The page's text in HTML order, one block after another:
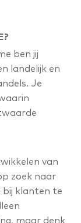
ben jij
landelijk en
Je
van
zoek naar
bij klanten te
maar denk